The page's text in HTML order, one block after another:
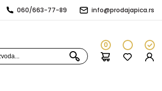
060/663-77-89 info@prodajapica.rs
0